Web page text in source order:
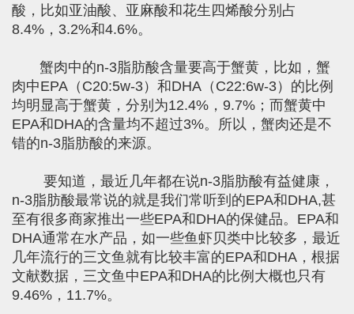
酸，比如亚油酸、亚麻酸和花生四烯酸分别占
8.4%，3.2%和4.6%。
蟹肉中的n-3脂肪酸含量要高于蟹黄，比如，蟹
肉中EPA（C20:5w-3）和DHA（C22:6w-3）的比例
均明显高于蟹黄，分别为12.4%，9.7%；而蟹黄中
EPA和DHA的含量均不超过3%。所以，蟹肉还是不
错的n-3脂肪酸的来源。
要知道，最近几年都在说n-3脂肪酸有益健康，
n-3脂肪酸最常说的就是我们常听到的EPA和DHA,甚
至有很多商家推出一些EPA和DHA的保健品。EPA和
DHA通常在水产品，如一些鱼虾贝类中比较多，最近
几年流行的三文鱼就有比较丰富的EPA和DHA，根据
文献数据，三文鱼中EPA和DHA的比例大概也只有
9.46%，11.7%。